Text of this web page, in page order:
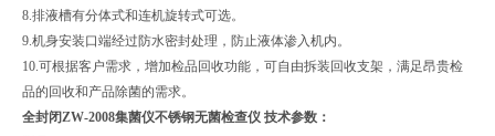
8.排液槽有分体式和连机旋转式可选。
9.机身安装口端经过防水密封处理，防止液体渗入机内。
10.可根据客户需求，增加检品回收功能，可自由拆装回收支架，满足昂贵检
品的回收和产品除菌的需求。
全封闭ZW-2008集菌仪不锈钢无菌检查仪 技术参数：